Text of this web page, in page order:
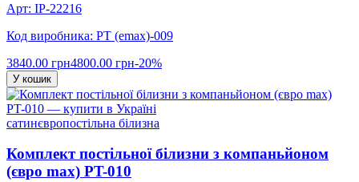
Арт: IP-22216
Код виробника: PT (emax)-009
3840.00 грн4800.00 грн-20%
У кошик
сатинєвропостільна білизна
Комплект постільної білизни з компаньйоном
(євро max) PT-010